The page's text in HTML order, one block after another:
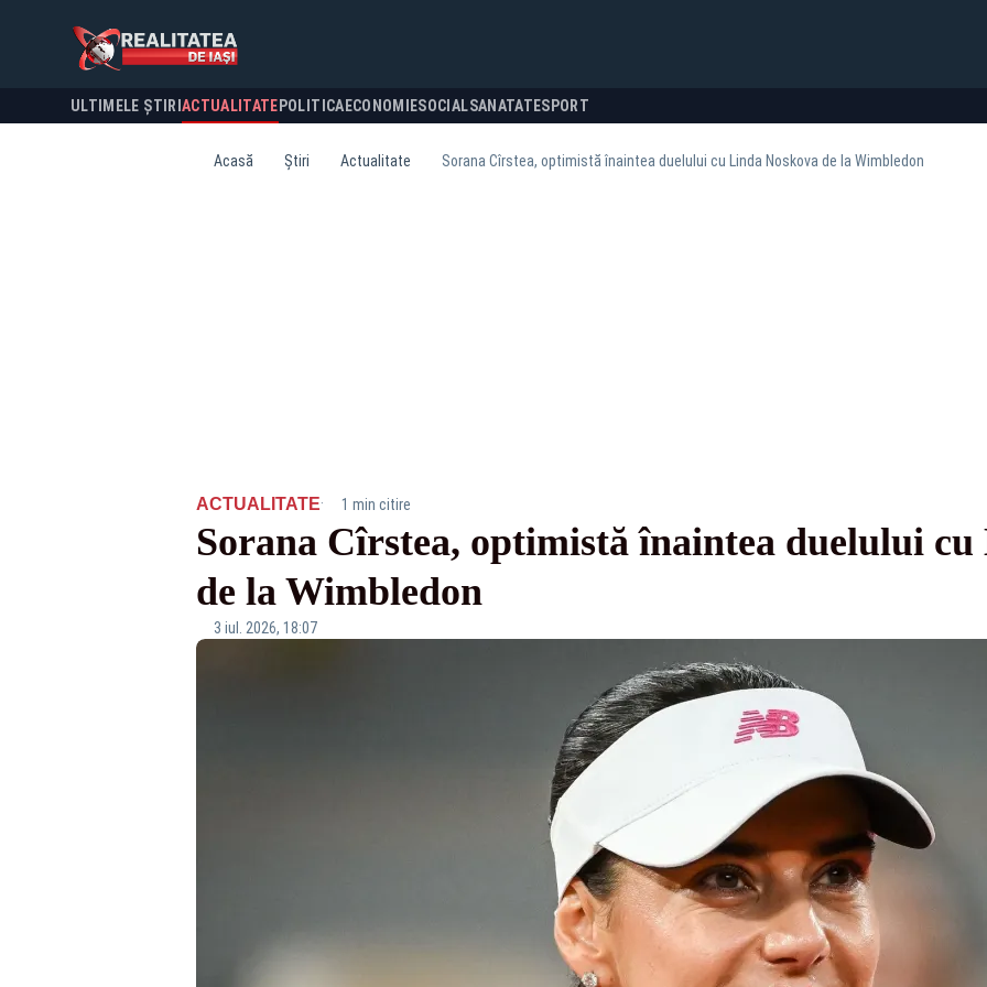
ULTIMELE ȘTIRI ACTUALITATE POLITICA ECONOMIESOCIALSANATATESPORT
Acasă Știri Actualitate Sorana Cîrstea, optimistă înaintea duelului cu Linda Noskova de la Wimbledon
ACTUALITATE· 1 min citire
Sorana Cîrstea, optimistă înaintea duelului
de la Wimbledon
3 iul. 2026, 18:07